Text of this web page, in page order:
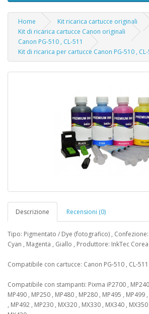
Home
Kit ricarica cartucce originali
Kit di ricarica cartucce Canon originali
Canon PG-510 , CL-511
Kit di ricarica per cartucce Canon PG-510 ,
Descrizione Recensioni (0)
Tipo: Pigmentato / Dye (fotografico) ,
Cyan , Magenta , Giallo , Produttore: InkTec Corea
Compatibile con cartucce: Canon PG-510 , CL-511
Compatibile con stampanti: Pixma iP2700 ,
MP490 , MP250 , MP480 , MP280 , MP495 , MP499
, MP492 , MP230 , MX320 , MX330 , MX340 ,